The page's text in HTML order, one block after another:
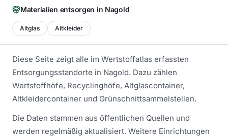
Materialien entsorgen in Nagold
Altglas Altkleider
Diese Seite zeigt alle im Wertstoffatlas erfassten
Entsorgungsstandorte in Nagold. Dazu zählen
Wertstoffhöfe, Recyclinghöfe, Altglascontainer,
Altkleidercontainer und Grünschnittsammelstellen.
Die Daten stammen aus öffentlichen Quellen und
werden regelmäßig aktualisiert. Weitere Einrichtungen